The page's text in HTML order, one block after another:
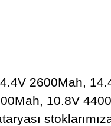
2600Mah,
10.8V